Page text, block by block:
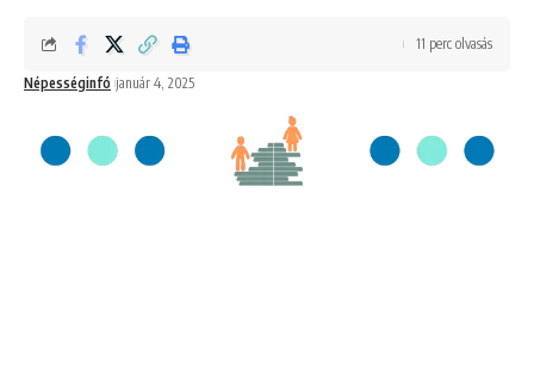
Népességinfó január 4, 2025
11 perc olvasás